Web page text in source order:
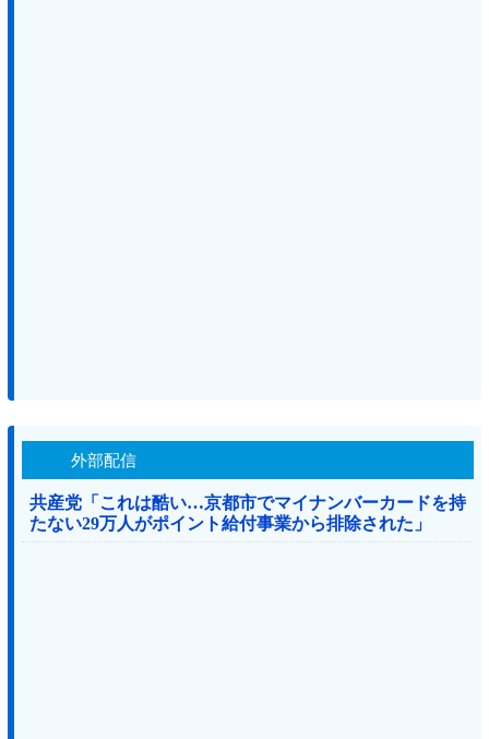
外部配信
共産党「これは酷い…京都市でマイナンバーカードを持
たない29万人がポイント給付事業から排除された」